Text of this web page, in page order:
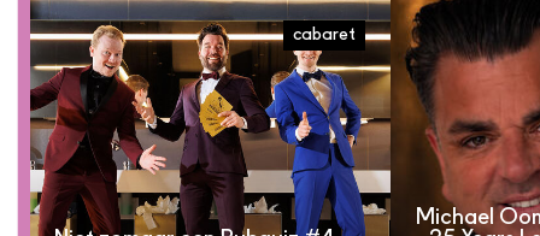
cabaret
Michael